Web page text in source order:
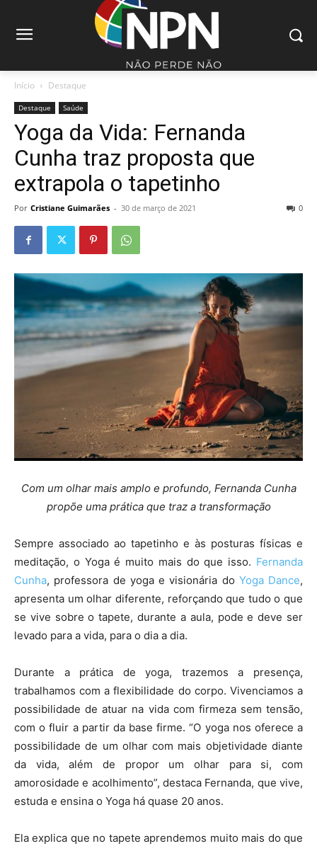
Início Destaque
Destaque Saúde
Yoga da Vida: Fernanda
Cunha traz proposta que
extrapola o tapetinho
Por Cristiane Guimarães - 30 de março de 2021 0
Com um olhar mais amplo e profundo, Fernanda Cunha
propõe uma prática que traz a transformação
Sempre associado ao tapetinho e às posturas físicas e
meditação, o Yoga é muito mais do que isso. Fernanda
Cunha, professora de yoga e visionária do Yoga Dance,
apresenta um olhar diferente, reforçando que tudo o que
se vive sobre o tapete, durante a aula, pode e deve ser
levado para a vida, para o dia a dia.
Durante a prática de yoga, trazemos a presença,
trabalhamos com a flexibilidade do corpo. Vivenciamos a
possibilidade de atuar na vida com firmeza sem tensão,
com o fluir a partir da base firme. “O yoga nos oferece a
possibilidade de um olhar com mais objetividade diante
da vida, além de propor um olhar para si, com
amorosidade e acolhimento”, destaca Fernanda, que vive,
estuda e ensina o Yoga há quase 20 anos.
Ela explica que no tapete aprendemos muito mais do que